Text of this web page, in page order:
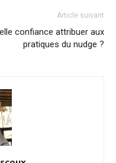
Article suivant
confiance attribuer aux
pratiques du nudge ?